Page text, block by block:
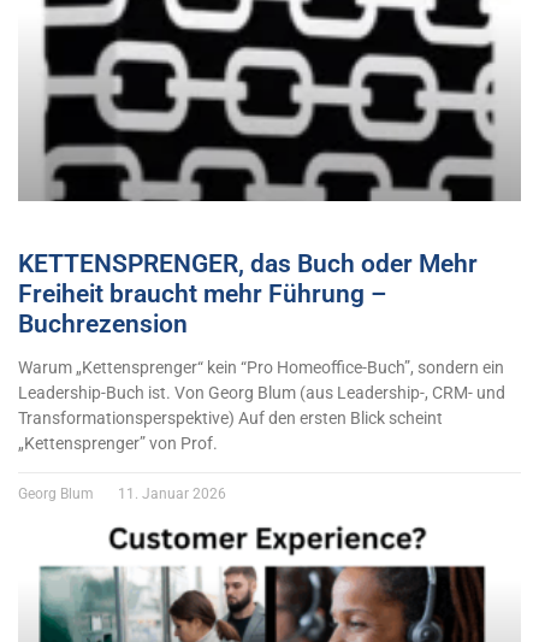
KETTENSPRENGER, das Buch oder Mehr
Freiheit braucht mehr Führung –
Buchrezension
Warum „Kettensprenger“ kein “Pro Homeoffice-Buch”, sondern ein
Leadership-Buch ist. Von Georg Blum (aus Leadership-, CRM- und
Transformationsperspektive) Auf den ersten Blick scheint
„Kettensprenger” von Prof.
Georg Blum 11. Januar 2026